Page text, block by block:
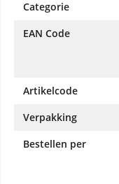
Categorie
EAN Code
Artikelcode
Verpakking
Bestellen per